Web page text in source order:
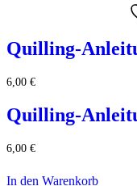
Quilling-
6,00 €
Quilling-
6,00 €
In den Warenkorb